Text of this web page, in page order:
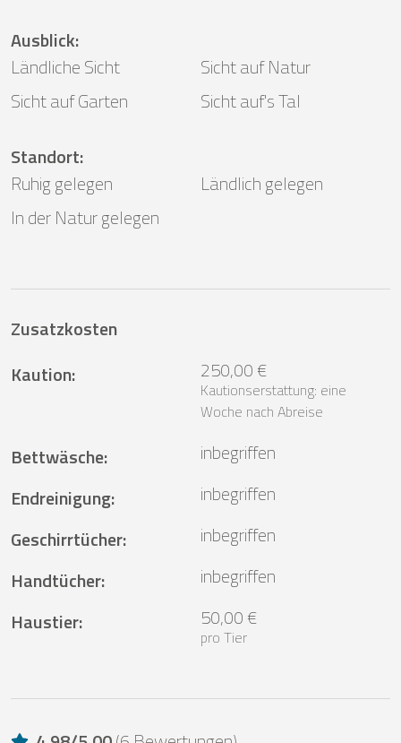
Ausblick:
Ländliche Sicht
Sicht auf Natur
Sicht auf Garten
Sicht auf's Tal
Standort:
Ruhig gelegen
Ländlich gelegen
In der Natur gelegen
Zusatzkosten
Kaution: 250,00 €
Kautionserstattung: eine
Woche nach Abreise
Bettwäsche:
inbegriffen
Endreinigung:
inbegriffen
Geschirrtücher:
inbegriffen
Handtücher:
inbegriffen
Haustier: 50,00 €
pro Tier